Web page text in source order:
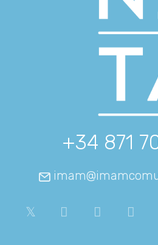
+34 871